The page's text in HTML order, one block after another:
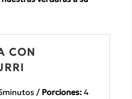
CON
/ Porciones:4